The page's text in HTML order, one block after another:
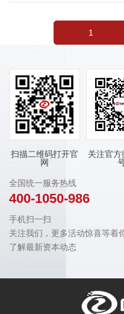
1
扫描二维码打开官
网
关注官方
全国统一服务热线
400-1050-986
手机扫一扫
关注我们，更多活动惊喜等着
了解最新资本动态